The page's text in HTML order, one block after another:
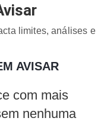
limites, análises e
AVISAR
com mais
nenhuma